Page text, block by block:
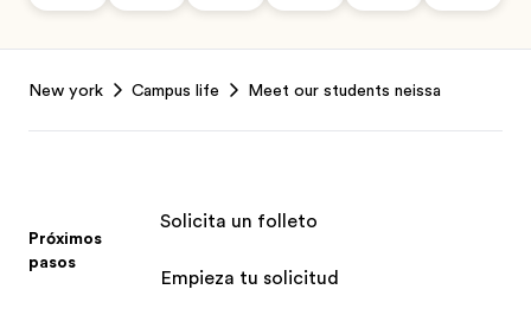
New york Campus life Meet our students neissa
Próximos
pasos
Solicita un folleto
Empieza tu solicitud